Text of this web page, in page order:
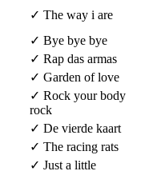
✓ The way i are
✓ Bye bye bye
✓ Rap das armas
✓ Garden of love
✓ Rock your body
rock
✓ De vierde kaart
✓ The racing rats
✓ Just a little